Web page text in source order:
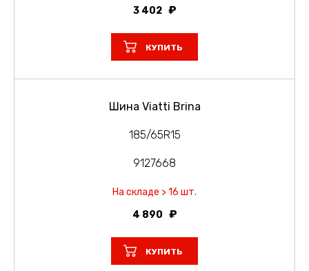
3 402
КУПИТЬ
Шина Viatti Brina
185/65R15
9127668
На складе > 16 шт.
4 890
КУПИТЬ